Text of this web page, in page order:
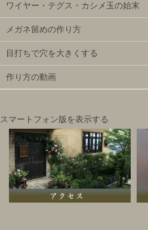
ワイヤー・テグス・カシメ玉の始末
メガネ留めの作り方
目打ちで穴を大きくする
作り方の動画
スマートフォン版を表示する